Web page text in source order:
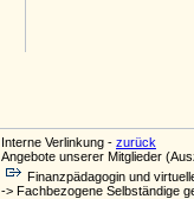
Interne Verlinkung - zurück
Angebote unserer Mitglieder
Finanzpädagogin und
-> Fachbezogene Selbständige